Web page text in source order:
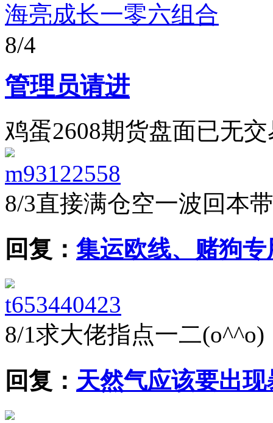
海亮成长一零六组合
8/4
管理员请进
鸡蛋2608期货盘面已无
m93122558
8/3直接满仓空一波回本
回复： 集运欧线、赌狗专
t653440423
8/1求大佬指点一二(o^^o)
回复： 天然气应该要出